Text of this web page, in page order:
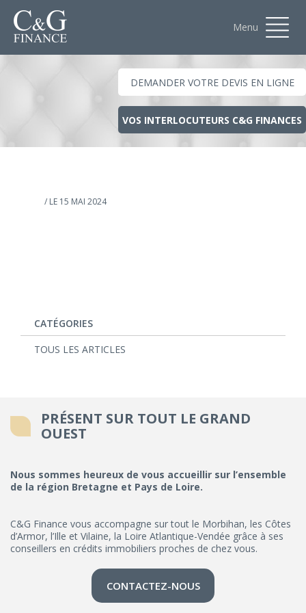
Menu
DEMANDER VOTRE DEVIS EN LIGNE
VOS INTERLOCUTEURS C&G FINANCES
/ LE 15 MAI 2024
CATÉGORIES
TOUS LES ARTICLES
PRÉSENT SUR TOUT LE GRAND
OUEST
Nous sommes heureux de vous accueillir sur l’ensemble
de la région Bretagne et Pays de Loire.
C&G Finance vous accompagne sur tout le Morbihan, les Côtes
d’Armor, l’Ille et Vilaine, la Loire Atlantique-Vendée grâce à ses
conseillers en crédits immobiliers proches de chez vous.
CONTACTEZ-NOUS